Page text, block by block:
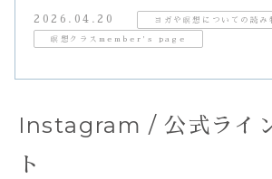
2026.04.20 ヨガや瞑想についての読み
瞑想クラスmember's page
Instagram / 公式ライ
ト